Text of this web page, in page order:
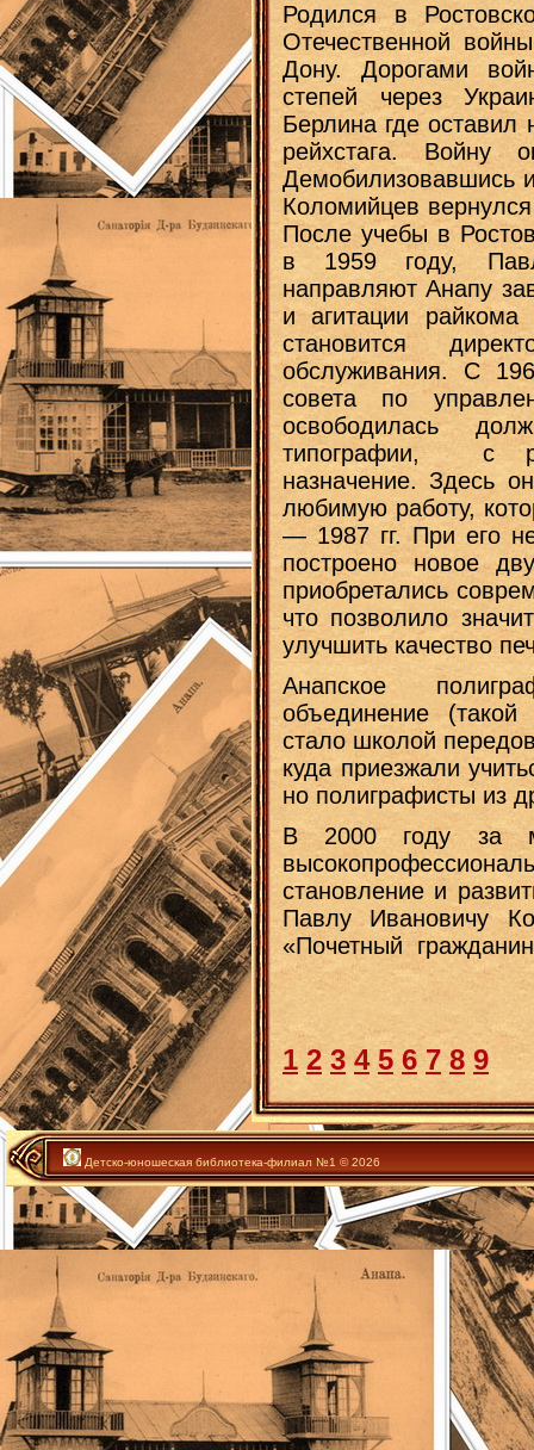
Родился в
Отечественной
Дону. Дорогами
степей через
Берлина где оставил
рейхстага. Войну
Демобилизовавшись
Коломийцев
После учебы в
в 1959 году,
направляют Анапу
и агитации
становится
обслуживания. С
совета по
освободилась
типографии, с
назначение. Здесь
любимую работу,
— 1987 гг. При его
построено новое
приобретались
что позволило
улучшить качество
Анапское
объединение (такой
стало школой
куда приезжали
но полиграфисты из
В 2000 году за
становление и
Павлу Ивановичу
«Почетный
1 2 3 4 5 6 7 8 9
Детско-юношеская библиотека-филиал №1 © 2026